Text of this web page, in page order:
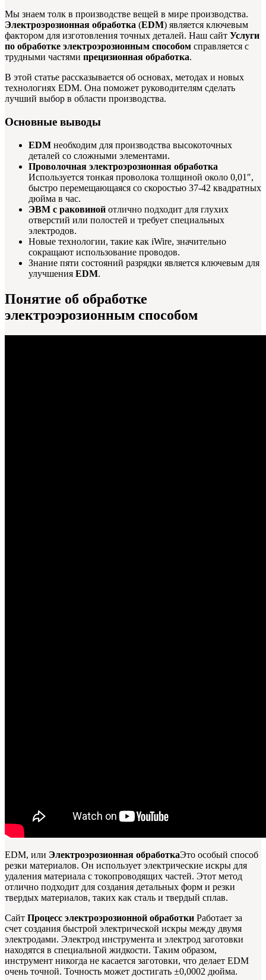
Мы знаем толк в производстве вещей в мире производства.
Электроэрозионная обработка (EDM) является ключевым
фактором для изготовления точных деталей. Наш сайт Услуги
по обработке электроэрозионным способом справляется с
трудными частями прецизионная обработка.
В этой статье рассказывается об основах, методах и новых
технологиях EDM. Она поможет руководителям сделать
лучший выбор в области производства.
Основные выводы
EDM необходим для производства высокоточных
деталей со сложными элементами.
Проволочная электроэрозионная обработка
Используется тонкая проволока толщиной около 0,01″,
быстро перемещающаяся со скоростью 37-42 квадратных
дюйма в час.
ЭВМ с раковиной отлично подходит для глухих
отверстий или полостей и требует специальных
электродов.
Новые технологии, такие как iWire, значительно
сокращают использование проводов.
Знание пяти состояний разрядки является ключевым для
улучшения EDM.
Понятие об обработке
электроэрозионным способом
EDM, или Электроэрозионная обработкаЭто особый способ
резки материалов. Он использует электрические искры для
удаления материала с токопроводящих частей. Этот метод
отлично подходит для создания детальных форм и резки
твердых материалов, таких как сталь и твердый сплав.
Сайт Процесс электроэрозионной обработки Работает за
счет создания быстрой электрической искры между двумя
электродами. Электрод инструмента и электрод заготовки
находятся в специальной жидкости. Таким образом,
инструмент никогда не касается заготовки, что делает EDM
очень точной. Точность может достигать ±0,0002 дюйма.